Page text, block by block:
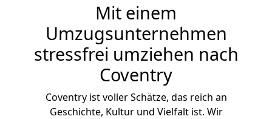
Mit einem
Umzugsunternehmen
stressfrei umziehen nach
Coventry
Coventry ist voller Schätze, das reich an
Geschichte, Kultur und Vielfalt ist. Wir